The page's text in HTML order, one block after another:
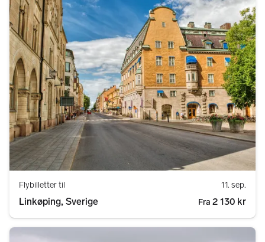
Flybilletter til 11. sep.
Linkøping, Sverige Fra 2 130 kr